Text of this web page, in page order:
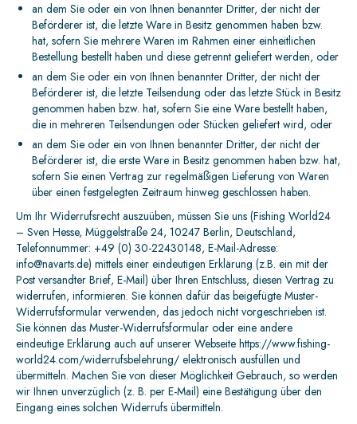
an dem Sie oder ein von Ihnen benannter Dritter, der nicht der
Beförderer ist, die letzte Ware in Besitz genommen haben bzw.
hat, sofern Sie mehrere Waren im Rahmen einer einheitlichen
Bestellung bestellt haben und diese getrennt geliefert werden, oder
an dem Sie oder ein von Ihnen benannter Dritter, der nicht der
Beförderer ist, die letzte Teilsendung oder das letzte Stück in Besitz
genommen haben bzw. hat, sofern Sie eine Ware bestellt haben,
die in mehreren Teilsendungen oder Stücken geliefert wird, oder
an dem Sie oder ein von Ihnen benannter Dritter, der nicht der
Beförderer ist, die erste Ware in Besitz genommen haben bzw. hat,
sofern Sie einen Vertrag zur regelmäßigen Lieferung von Waren
über einen festgelegten Zeitraum hinweg geschlossen haben.
Um Ihr Widerrufsrecht auszuüben, müssen Sie uns (Fishing World24
– Sven Hesse, Müggelstraße 24, 10247 Berlin, Deutschland,
Telefonnummer: +49 (0) 30-22430148, E-Mail-Adresse:
info@navarts.de) mittels einer eindeutigen Erklärung (z.B. ein mit der
Post versandter Brief, E-Mail) über Ihren Entschluss, diesen Vertrag zu
widerrufen, informieren. Sie können dafür das beigefügte Muster-
Widerrufsformular verwenden, das jedoch nicht vorgeschrieben ist.
Sie können das Muster-Widerrufsformular oder eine andere
eindeutige Erklärung auch auf unserer Webseite https://www.fishing-
world24.com/widerrufsbelehrung/ elektronisch ausfüllen und
übermitteln. Machen Sie von dieser Möglichkeit Gebrauch, so werden
wir Ihnen unverzüglich (z. B. per E-Mail) eine Bestätigung über den
Eingang eines solchen Widerrufs übermitteln.